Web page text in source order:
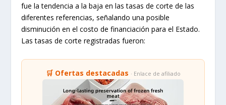
fue la tendencia a la baja en las tasas de corte de las
diferentes referencias, señalando una posible
disminución en el costo de financiación para el Estado.
Las tasas de corte registradas fueron:
🛒 Ofertas destacadas · Enlace de afiliado